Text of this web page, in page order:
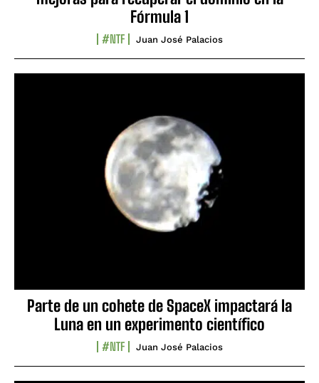
Fórmula 1
#NTF Juan José Palacios
Parte de un cohete de SpaceX impactará la
Luna en un experimento científico
#NTF Juan José Palacios